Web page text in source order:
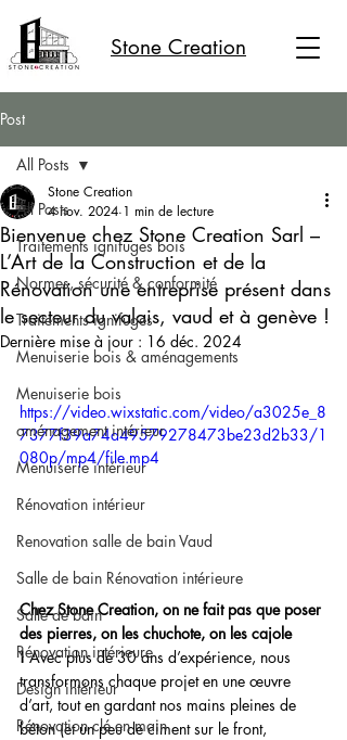
Stone Creation
Post
All Posts
Traitements ignifuges bois
Normes, sécurité & conformité
Traitements ignifuges
Menuiserie bois & aménagements
Menuiserie bois
aménagement intérieur
Menuiserie intérieur
Rénovation intérieur
Renovation salle de bain Vaud
Salle de bain Rénovation intérieure
Salle de bain
Rénovation intérieure
Design intérieur
Rénovation clé en main
All Posts
Bienvenue chez Stone Creation Sarl –
L’Art de la Construction et de la
Rénovation une entreprise présent dans
le secteur du valais, vaud et à genève !
Stone Creation
4 nov. 2024 1 min de lecture
Dernière mise à jour : 16 déc. 2024
https://video.wixstatic.com/video/a3025e_8
7377f39a74a49579278473be23d2b33/1
080p/mp4/file.mp4
Chez Stone Creation, on ne fait pas que poser
des pierres, on les chuchote, on les cajole
! Avec plus de 30 ans d’expérience, nous
transformons chaque projet en une œuvre
d’art, tout en gardant nos mains pleines de
béton (et un peu de ciment sur le front,